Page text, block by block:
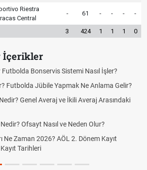
Riestra
Central
- 61 - - - -
3 424 1 1 1 0
İçerikler
Bonservis Sistemi Nasıl İşler?
Futbolda Jübile Yapmak Ne Anlama Gelir?
Genel Averaj ve İkili Averaj Arasındaki
Ofsayt Nasıl ve Neden Olur?
Ne Zaman 2026? AÖL 2. Dönem Kayıt
Tarihleri